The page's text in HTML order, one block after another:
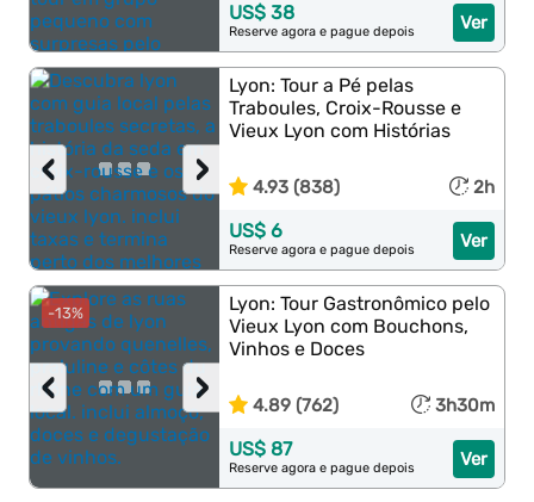
Ver
US$ 38
Reserve agora e pague depois
›
‹
Lyon: Tour a Pé pelas
Traboules, Croix-Rousse e
Vieux Lyon com Histórias
4.93 (838) 2h
Ver
US$ 6
Reserve agora e pague depois
-13%
›
‹
Lyon: Tour Gastronômico pelo
Vieux Lyon com Bouchons,
Vinhos e Doces
4.89 (762) 3h30m
Ver
US$ 87
Reserve agora e pague depois